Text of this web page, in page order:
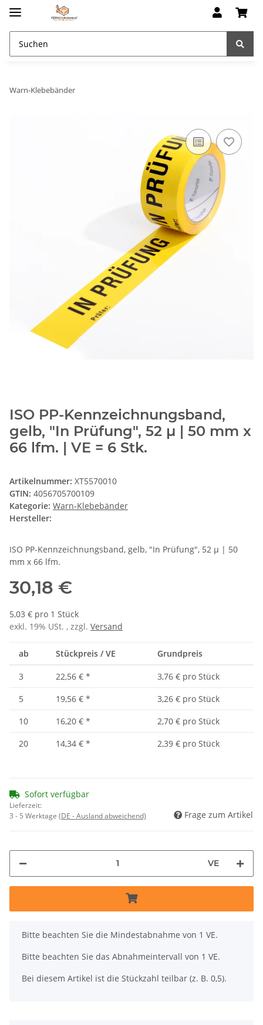
Warn-Klebebänder
ISO PP-Kennzeichnungsband,
gelb, "In Prüfung", 52 µ | 50 mm x
66 lfm. | VE = 6 Stk.
Artikelnummer: XT5570010
GTIN: 4056705700109
Kategorie: Warn-Klebebänder
Hersteller:
ISO PP-Kennzeichnungsband, gelb, "In Prüfung", 52 µ | 50
mm x 66 lfm.
30,18 €
5,03 € pro 1 Stück
exkl. 19% USt. , zzgl. Versand
ab Stückpreis / VE Grundpreis
3 22,56 € *
3,76 € pro Stück
5
19,56 € *
3,26 € pro Stück
10
16,20 € *
2,70 € pro Stück
20
14,34 € * 2,39 € pro Stück
Sofort verfügbar
Lieferzeit:
3 - 5 Werktage (DE - Ausland abweichend) Frage zum Artikel
VE
x
Bitte beachten Sie die Mindestabnahme von 1 VE.
Bitte beachten Sie das Abnahmeintervall von 1 VE.
Bei diesem Artikel ist die Stückzahl teilbar (z. B. 0,5).